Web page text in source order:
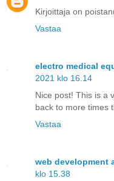
Kirjoittaja on
Vastaa
electro medical
2021 klo 16.14
Nice post! This is a
back to more times
Vastaa
web development
klo 15.38